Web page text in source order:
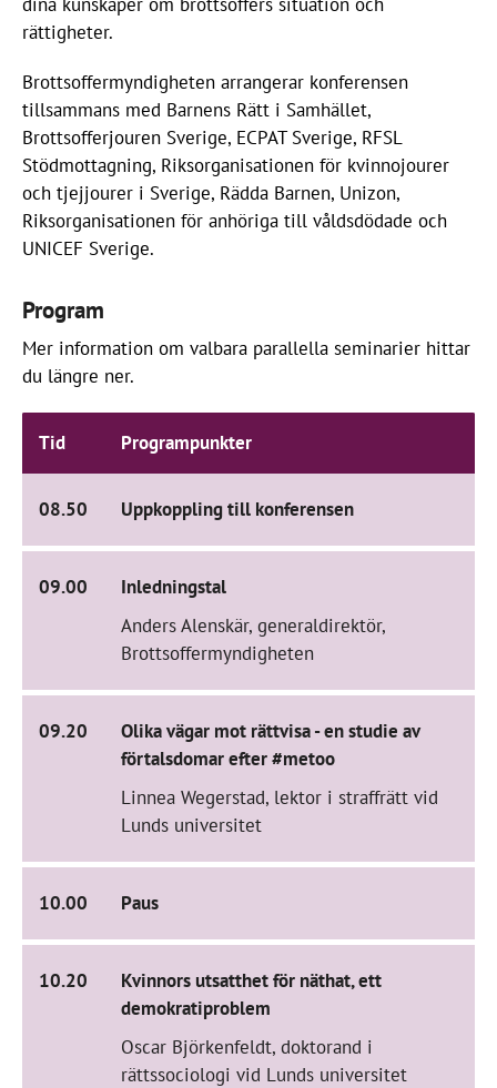
rättigheter.
Brottsoffermyndigheten arrangerar konferensen
tillsammans med Barnens Rätt i Samhället,
Brottsofferjouren Sverige, ECPAT Sverige, RFSL
Stödmottagning, Riksorganisationen för kvinnojourer
och tjejjourer i Sverige, Rädda Barnen, Unizon,
Riksorganisationen för anhöriga till våldsdödade och
UNICEF Sverige.
Program
Mer information om valbara parallella seminarier hittar
du längre ner.
Tid Programpunkter
08.50 Uppkoppling till konferensen
09.00
Inledningstal
Anders Alenskär, generaldirektör,
Brottsoffermyndigheten
09.20
Olika vägar mot rättvisa - en studie av
förtalsdomar efter #metoo
Linnea Wegerstad, lektor i straffrätt vid
Lunds universitet
10.00 Paus
10.20
Kvinnors utsatthet för näthat, ett
demokratiproblem
Oscar Björkenfeldt, doktorand i
rättssociologi vid Lunds universitet